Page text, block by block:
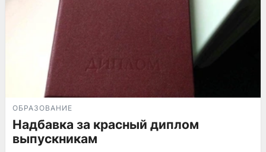
ОБРАЗОВАНИЕ
Надбавка за красный диплом
выпускникам